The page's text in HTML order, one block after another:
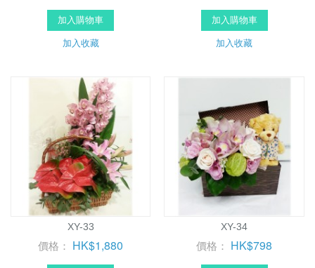
加入購物車
加入收藏
加入購物車
加入收藏
XY-33
價格： HK$1,880
XY-34
價格： HK$798